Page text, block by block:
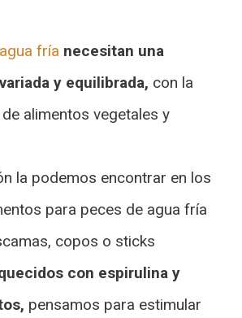
fría necesitan una
y equilibrada, con la
alimentos vegetales y
la podemos encontrar en los
para peces de agua fría
copos o sticks
con espirulina y
pensamos para estimular